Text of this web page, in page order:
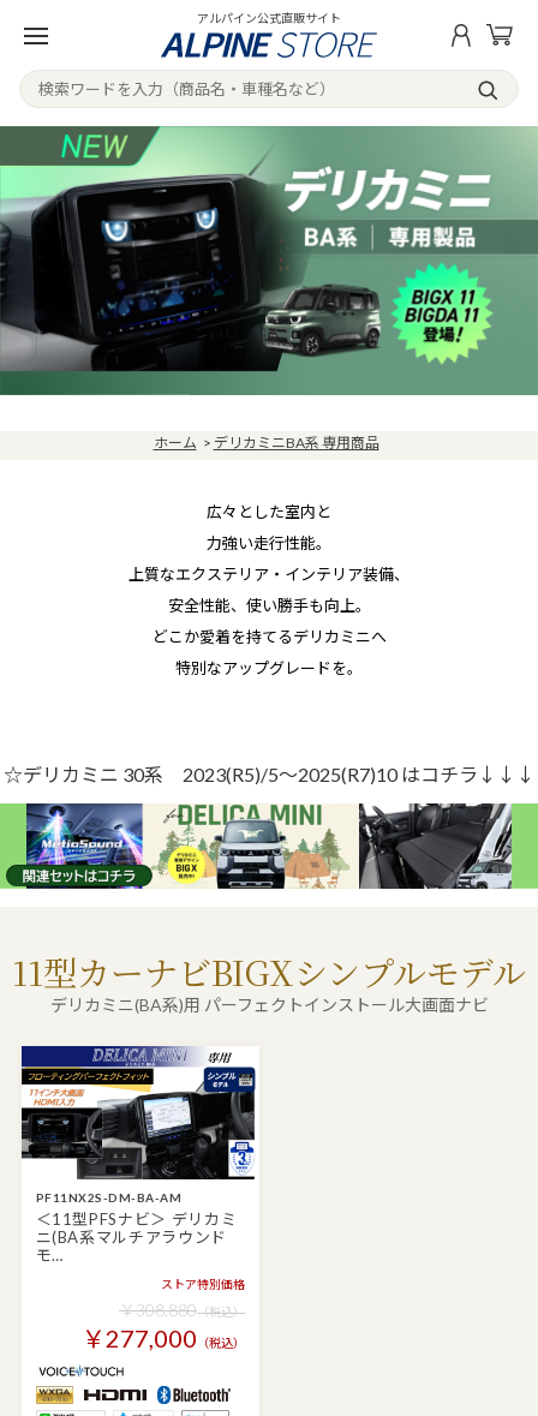
アルパイン公式直販サイト
ホーム > デリカミニBA系 専用商品
広々とした室内と
力強い走行性能。
上質なエクステリア・インテリア装備、
安全性能、使い勝手も向上。
どこか愛着を持てるデリカミニへ
特別なアップグレードを。
☆デリカミニ 30系 2023(R5)/5～2025(R7)10 はコチラ↓↓↓
11型カーナビBIGXシンプルモデル
デリカミニ(BA系)用 パーフェクトインストール大画面ナビ
PF11NX2S-DM-BA-AM
＜11型PFSナビ＞ デリカミ
ニ(BA系マルチアラウンド
モ…
ストア特別価格
￥308,880（税込）
￥277,000 （税込）